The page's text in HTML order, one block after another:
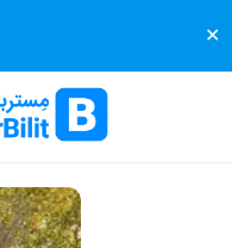
✕
مستر بلیط